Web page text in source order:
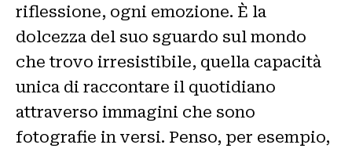
riflessione, ogni emozione. È la
dolcezza del suo sguardo sul mondo
che trovo irresistibile, quella capacità
unica di raccontare il quotidiano
attraverso immagini che sono
fotografie in versi. Penso, per esempio,